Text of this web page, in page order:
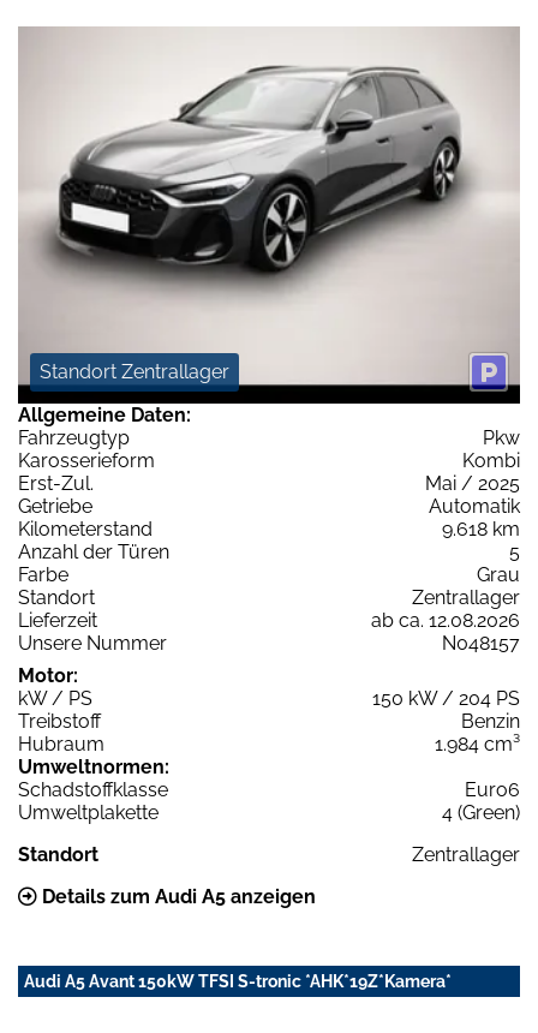
Standort Zentrallager
Allgemeine Daten:
Fahrzeugtyp
Pkw
Karosserieform
Kombi
Erst-Zul.
Mai / 2025
Getriebe
Automatik
Kilometerstand
9.618 km
Anzahl der Türen
5
Farbe
Grau
Standort
Zentrallager
Lieferzeit
ab ca. 12.08.2026
Unsere Nummer
N048157
Motor:
kW / PS
150 kW / 204 PS
Treibstoff
Benzin
Hubraum
1.984 cm³
Umweltnormen:
Schadstoffklasse
Euro6
Umweltplakette
4 (Green)
Standort
Zentrallager
Details zum Audi A5 anzeigen
Audi A5 Avant 150kW TFSI S-tronic *AHK*19Z*Kamera*